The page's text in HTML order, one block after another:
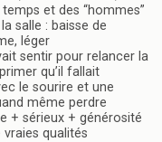
et des “hommes”
salle : baisse de
léger
sentir pour relancer la
qu’il fallait
le sourire et une
même perdre
+ sérieux + générosité
qualités